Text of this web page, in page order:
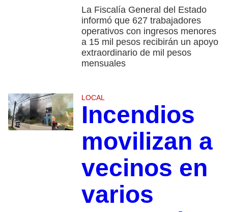
La Fiscalía General del Estado
informó que 627 trabajadores
operativos con ingresos menores
a 15 mil pesos recibirán un apoyo
extraordinario de mil pesos
mensuales
LOCAL
Incendios
movilizan a
vecinos en
varios